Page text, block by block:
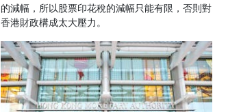
的減幅，所以股票印花稅的減幅只能有限，否則對
香港財政構成太大壓力。